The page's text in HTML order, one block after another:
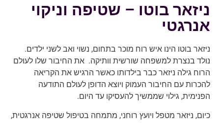
ניזאר בוטו – שטיפה וניקוי
אנרגטי
ניזאר בוטו הינו איש רוח מוכר בתחום, נשוי ואב לשני ילדים.
נולד בנצרת למשפחה שורשית וותיקה. את החיבור שלו לעולם
הרוח גילה ניזאר כבר בילדותו כאשר הרגיש את הקריאה
להכרות עם החיבור העמוק ויוצא הדופן לעולם התודעה
הפנימית, גילוי שממשיך להעסיקו עד היום.
כיום, ניזאר מטפל ויועץ רוחני, מתמחה בטיפול שטיפה אנרגטית,